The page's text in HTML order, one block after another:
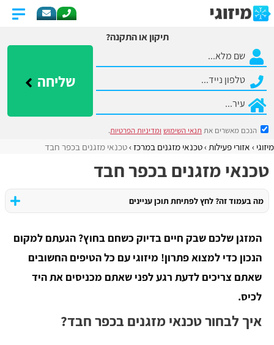
תיקון או התקנה?
שליחה
הנכם מאשרים את תנאי השימוש ומדיניות הפרטיות.
מיזוגי אזורי פעילות ​טכנאי מזגנים במרכז טכנאי מזגנים בכפר חבד
טכנאי מזגנים בכפר חבד
מה בעמוד זה? לחץ לפתיחת תוכן עניינים
המזגן שלכם שבק חיים בדיוק כשחם בחוץ? הגעתם למקום
הנכון כדי למצוא פתרון! מיזוגי עם כל הטיפים החשובים
שאתם צריכים לדעת רגע לפני שאתם מכניסים את היד
לכיס.
איך לבחור טכנאי מזגנים בכפר חבד?